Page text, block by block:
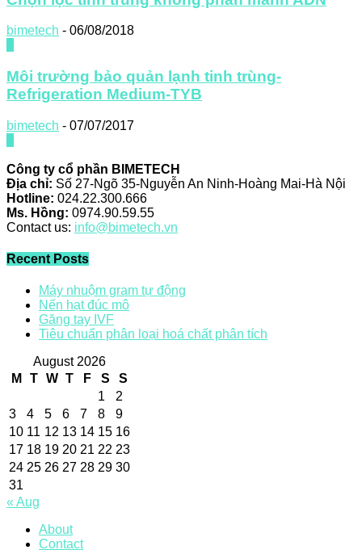
bimetech - 06/08/2018
Môi trường bảo quản lạnh tinh trùng-
Refrigeration Medium-TYB
bimetech - 07/07/2017
Công ty cổ phần BIMETECH
Địa chỉ: Số 27-Ngõ 35-Nguyễn An Ninh-Hoàng Mai-Hà Nội
Hotline: 024.22.300.666
Ms. Hồng: 0974.90.59.55
Contact us: info@bimetech.vn
Recent Posts
Máy nhuộm gram tự động
Nến hạt đúc mô
Găng tay IVF
Tiêu chuẩn phân loại hoá chất phân tích
August 2026
M
T W T F S
S
1
2
3
4 5 6 7 8
9
10 11 12 13 14 15 16
17 18 19 20 21 22 23
24 25 26 27 28 29 30
31
« Aug
About
Contact